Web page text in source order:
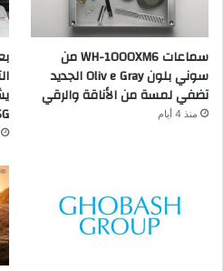
سماعات WH-1000XM6 من
سوني بلون Oliv e Gray الجديد
تضفي لمسة من الأناقة والرقي
منذ 4 أيام